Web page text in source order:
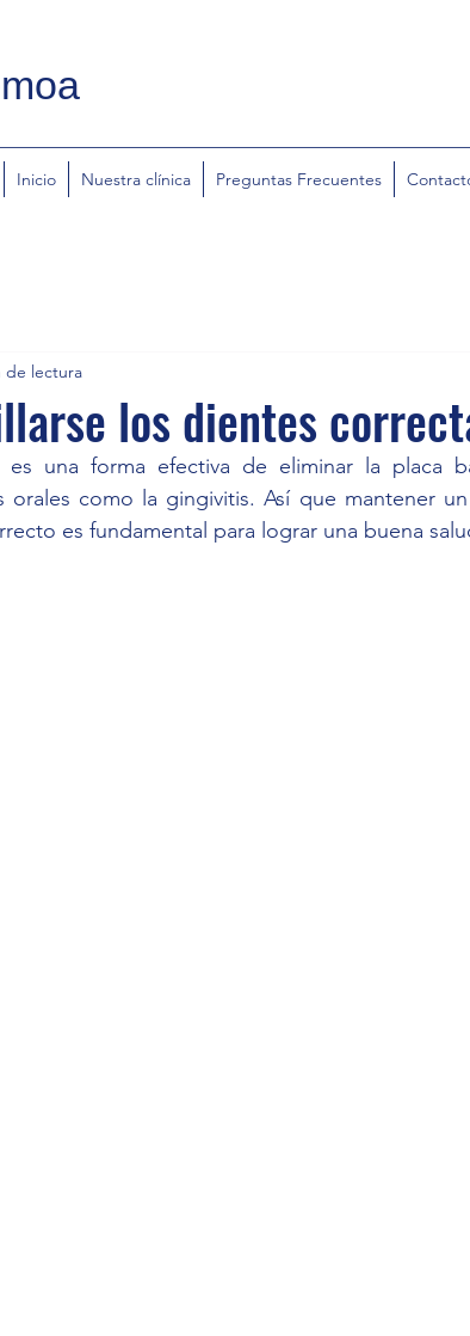
Inicio Nuestra clínica Preguntas Frecuentes
los dientes
de lectura
una forma efectiva de eliminar la placa
orales como la gingivitis. Así que mantener
es fundamental para lograr una buena